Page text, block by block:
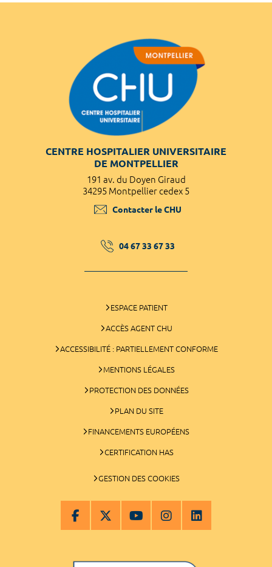
CENTRE HOSPITALIER UNIVERSITAIRE
DE MONTPELLIER
191 av. du Doyen Giraud
34295 Montpellier cedex 5
Contacter le CHU
04 67 33 67 33
ESPACE PATIENT
ACCÈS AGENT CHU
ACCESSIBILITÉ : PARTIELLEMENT CONFORME
MENTIONS LÉGALES
PROTECTION DES DONNÉES
PLAN DU SITE
FINANCEMENTS EUROPÉENS
CERTIFICATION HAS
GESTION DES COOKIES